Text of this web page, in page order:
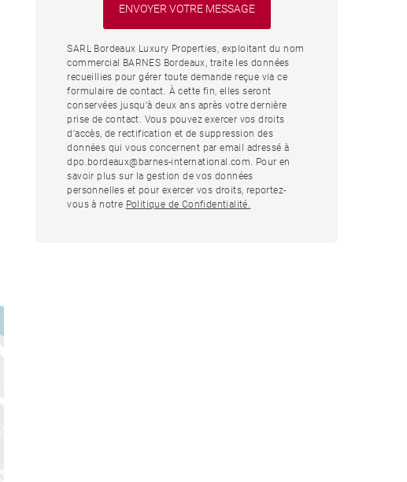
SARL Bordeaux Luxury Properties, exploitant du nom
commercial BARNES Bordeaux, traite les données
recueillies pour gérer toute demande reçue via ce
formulaire de contact. À cette fin, elles seront
conservées jusqu’à deux ans après votre dernière
prise de contact. Vous pouvez exercer vos droits
d'accès, de rectification et de suppression des
données qui vous concernent par email adressé à
dpo.bordeaux@barnes-international.com. Pour en
savoir plus sur la gestion de vos données
personnelles et pour exercer vos droits, reportez-
vous à notre Politique de Confidentialité.